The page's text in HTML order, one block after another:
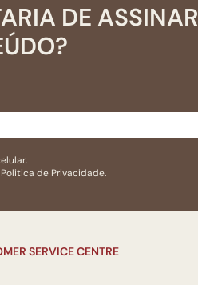
DE ASSINAR
Politica de Privacidade.
SERVICE CENTRE